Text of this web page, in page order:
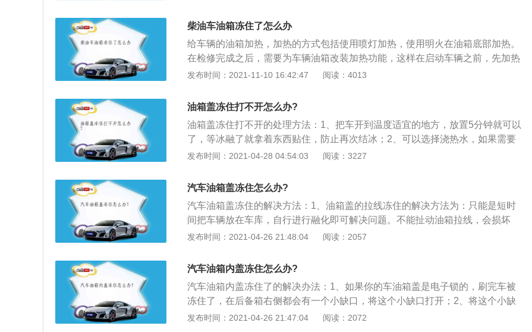
对其进行清理，油箱盖的下方通常都带有一个排水口，如果这个口子被堵住，在
洗车或者雨天时容易形成积水，在低温时就会结冰，造成油箱盖被冻住。在给汽
车加油时，也不要等待警示灯亮起再加，因为油泵位于油箱内部，油泵连续工作
时会产生较高的热量，如果警示灯亮起说明油面过低，油泵没有完全浸没在油
里，此时油泵就没法有效的进行降温，长此以往会缩短油泵的使用寿命，严重的
柴油车油箱冻住了怎么办
给车辆的油箱加热，加热的方式包括使用喷灯加热，使用明火在油箱底部加热。
在检修完成之后，需要为车辆油箱改装加热功能，这样在启动车辆之前，先加热
油箱，让油箱内部的燃油充分流动，启动车辆就比较的顺畅。机动车辆的油箱出
是因为燃油标号不达标导致的油箱上冻，可以把车辆的全车油排出，再添加全新
的柴油，这样可以避免问题再次出现，影响到车辆的正常使用。
发布时间：2021-11-10 16:42:47 阅读：4013
油箱盖冻住打不开怎么办?
油箱盖冻住打不开的处理方法：1、把车开到温度适宜的地方，放置5分钟就可以
了，等冰融了就拿着东西贴住，防止再次结冰；2、可以选择浇热水，如果需要
加油的话，最好是拿保温杯带着热水去，在需要打开的时候把冰融化就可以了；
就好了。
发布时间：2021-04-28 04:54:03 阅读：3227
汽车油箱盖冻住怎么办?
汽车油箱盖冻住的解决方法：1、油箱盖的拉线冻住的解决方法为：只能是短时
间把车辆放在车库，自行进行融化即可解决问题。不能扯动油箱拉线，会损坏
的；2、拆开左前门边B柱下饰板及中门下饰板和第三排座椅左侧塑料板即可更
加油口盖，缓慢向左转动盖子。如要关闭加油口盖，向右转动加油口盖直至听到
咔哒声，关闭加油口门；3、加油尽量不要等油灯亮了再加油。因为油泵位于油
箱内，油泵连续工作时温度较高，浸在燃油中可以有效降温。而油灯亮时说明油
面已低于油泵，如果每次都等灯亮再去加油会缩短油泵的使用寿命，存油太少或
燃油耗尽还有可能烧毁油泵。
发布时间：2021-04-26 21:48:04 阅读：2057
汽车油箱内盖冻住怎么办?
汽车油箱内盖冻住了的解决办法：1、如果你的车油箱盖是电子锁的，刷完车被
冻住了，在后备箱右侧都会有一个小缺口，将这个小缺口打开；2、将这个小缺
口打开，里面会发现有一个红色的小拉手，我们只要拉一下这个小拉手即可，油
发布时间：2021-04-26 21:47:04 阅读：2072